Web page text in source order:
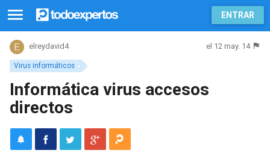
ENTRAR
Virus informáticos
elreydavid4 el 12 may. 14
Informática virus accesos
directos